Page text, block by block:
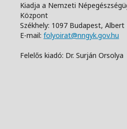
Kiadja a Nemzeti
Központ
Székhely: 1097 Budapest,
E-mail: folyoirat@nngyk.gov.hu
Felelős kiadó: Dr. Surján Orsolya